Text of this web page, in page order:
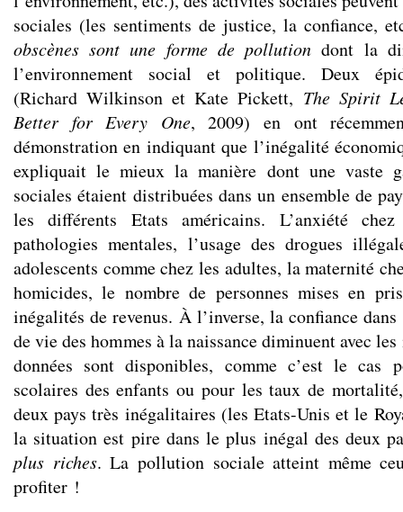
sociales (les sentiments de justice, la confiance,
obscènes sont une forme de pollution dont la
l’environnement social et politique. Deux
(Richard Wilkinson et Kate Pickett, The Spirit
Better for Every One, 2009) en ont
démonstration en indiquant que l’inégalité
expliquait le mieux la manière dont une vaste
sociales étaient distribuées dans un ensemble de
les différents Etats américains. L’anxiété
pathologies mentales, l’usage des drogues
adolescents comme chez les adultes, la maternité
homicides, le nombre de personnes mises en
inégalités de revenus. À l’inverse, la confiance dans
de vie des hommes à la naissance diminuent avec
données sont disponibles, comme c’est le cas
scolaires des enfants ou pour les taux de
deux pays très inégalitaires (les Etats-Unis et le
la situation est pire dans le plus inégal des deux
plus riches. La pollution sociale atteint même
profiter !